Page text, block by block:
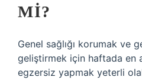
MI?
Genel sağlığı korumak ve
geliştirmek için haftada en
egzersiz yapmak yeterli